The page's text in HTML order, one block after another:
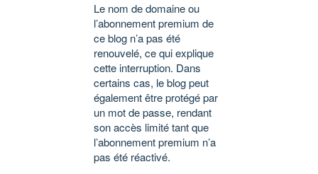
Le nom de domaine ou
l’abonnement premium de
ce blog n’a pas été
renouvelé, ce qui explique
cette interruption. Dans
certains cas, le blog peut
également être protégé par
un mot de passe, rendant
son accès limité tant que
l’abonnement premium n’a
pas été réactivé.